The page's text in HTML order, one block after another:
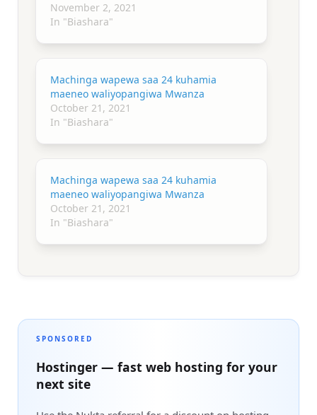
November 2, 2021
In "Biashara"
Machinga wapewa saa 24 kuhamia
maeneo waliyopangiwa Mwanza
October 21, 2021
In "Biashara"
Machinga wapewa saa 24 kuhamia
maeneo waliyopangiwa Mwanza
October 21, 2021
In "Biashara"
SPONSORED
Hostinger — fast web hosting for your
next site